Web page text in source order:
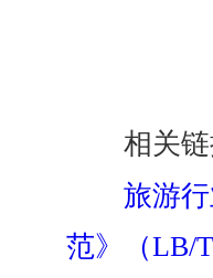
相关链
旅游
范》（LB/T